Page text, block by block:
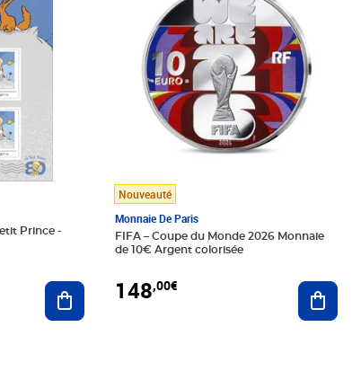
Prince -
Ajouter au panier
Nouveauté
Monnaie De Paris
FIFA – Coupe du Monde 2026 Monnaie
de 10€ Argent colorisée
148,00€